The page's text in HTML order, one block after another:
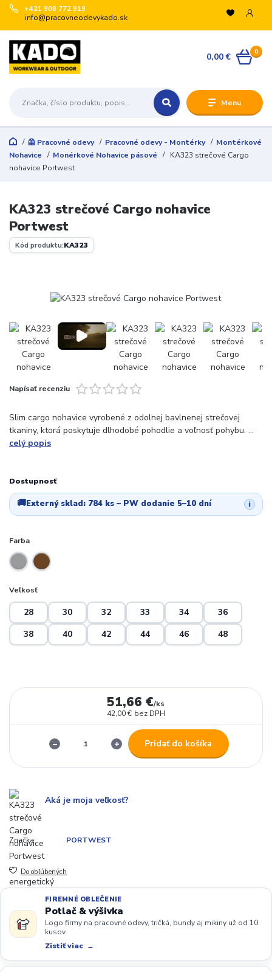
Menu
+421 908 772 919
info@pracovneodevykado.sk
0
0,00 €
🦺 Pracovné odevy Pracovné odevy - Montérky
Montérkové
Nohavice
Monérkové Nohavice pásové
KA323 strečové Cargo
nohavice Portwest
KA323 strečové Cargo nohavice
Portwest
Kód produktu:KA323
Napísať recenziu
Slim cargo nohavice vyrobené z odolnej bavlnenej strečovej
tkaniny, ktorá poskytuje dlhodobé pohodlie a voľnosť pohybu. ...
celý popis
Dostupnosť
🚚Externý sklad: 784 ks – PW dodanie 5–10 dní i
Farba
Veľkosť
28 30 32 33 34
36
38
40 42 44 46 48
51,66 €/ks
42,00 € bez DPH
Pridať do košíka
Aká je moja veľkosť?
Značka: PORTWEST
Do obľúbených
FIREMNÉ OBLEČENIE
Potlač & výšivka
Logo firmy na pracovné odevy, tričká, bundy aj mikiny už od 10
kusov.
Zistiť viac